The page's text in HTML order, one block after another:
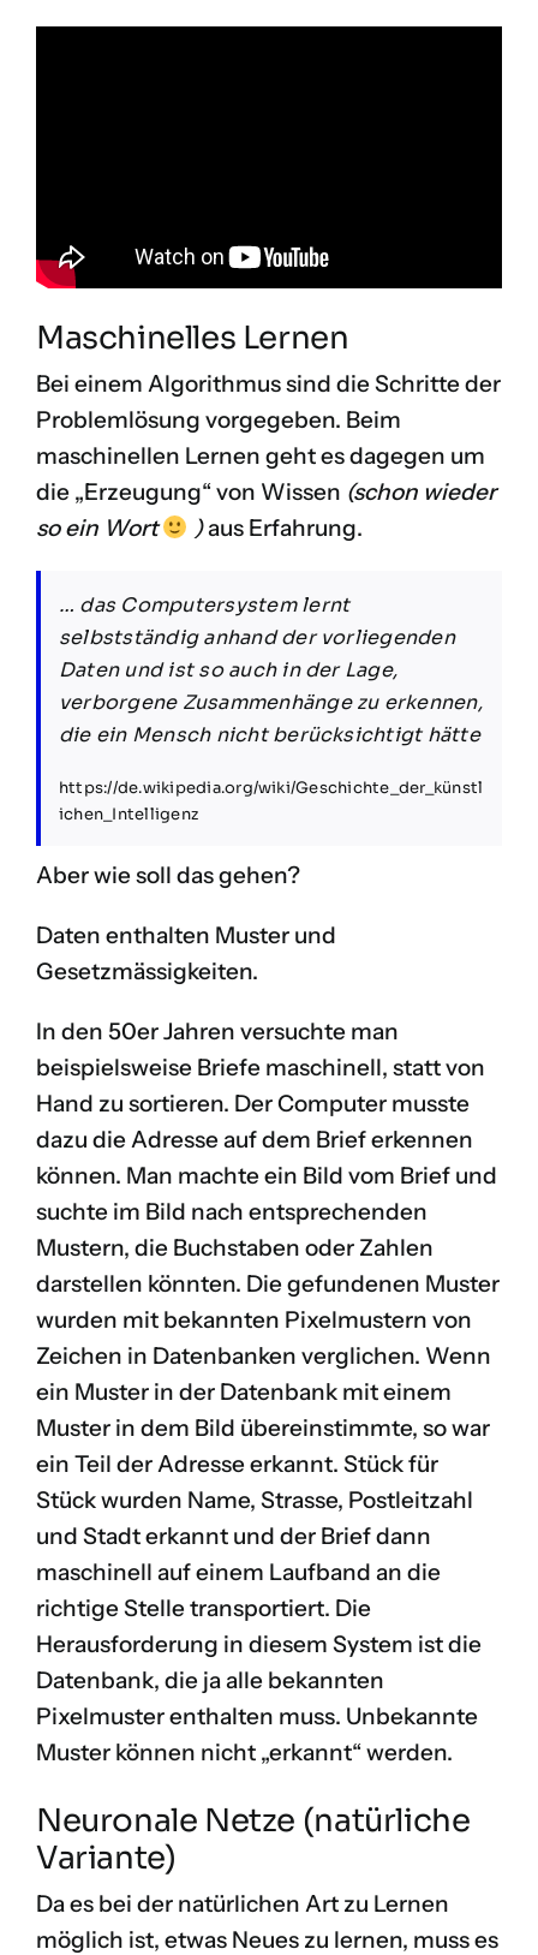
Maschinelles Lernen
Bei einem Algorithmus sind die Schritte der
Problemlösung vorgegeben. Beim
maschinellen Lernen geht es dagegen um
die „Erzeugung“ von Wissen (schon wieder
so ein Wort
)aus Erfahrung.
… das Computersystem lernt
selbstständig anhand der vorliegenden
Daten und ist so auch in der Lage,
verborgene Zusammenhänge zu erkennen,
die ein Mensch nicht berücksichtigt hätte
https://de.wikipedia.org/wiki/Geschichte_der_künstl
ichen_Intelligenz
Aber wie soll das gehen?
Daten enthalten Muster und
Gesetzmässigkeiten.
In den 50er Jahren versuchte man
beispielsweise Briefe maschinell, statt von
Hand zu sortieren. Der Computer musste
dazu die Adresse auf dem Brief erkennen
können. Man machte ein Bild vom Brief und
suchte im Bild nach entsprechenden
Mustern, die Buchstaben oder Zahlen
darstellen könnten. Die gefundenen Muster
wurden mit bekannten Pixelmustern von
Zeichen in Datenbanken verglichen. Wenn
ein Muster in der Datenbank mit einem
Muster in dem Bild übereinstimmte, so war
ein Teil der Adresse erkannt. Stück für
Stück wurden Name, Strasse, Postleitzahl
und Stadt erkannt und der Brief dann
maschinell auf einem Laufband an die
richtige Stelle transportiert. Die
Herausforderung in diesem System ist die
Datenbank, die ja alle bekannten
Pixelmuster enthalten muss. Unbekannte
Muster können nicht „erkannt“ werden.
Neuronale Netze (natürliche
Variante)
Da es bei der natürlichen Art zu Lernen
möglich ist, etwas Neues zu lernen, muss es